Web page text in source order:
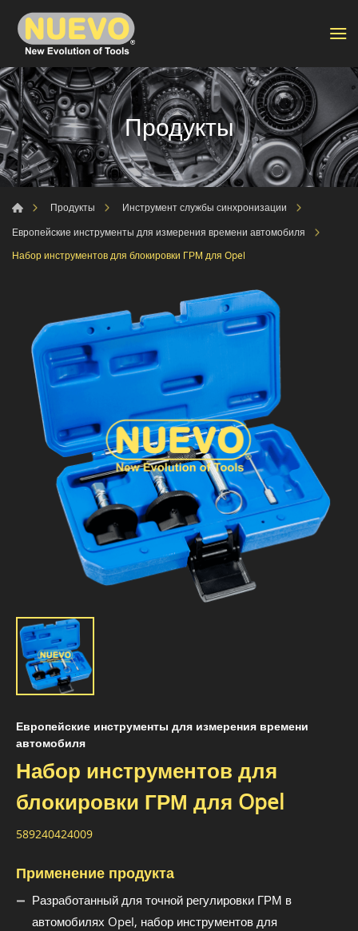
Продукты
Продукты
Инструмент службы синхронизации
Европейские инструменты для измерения времени автомобиля
Набор инструментов для блокировки ГРМ для Opel
Европейские инструменты для измерения времени
автомобиля
Набор инструментов для
блокировки ГРМ для Opel
589240424009
Применение продукта
Разработанный для точной регулировки ГРМ в
автомобилях Opel, набор инструментов для